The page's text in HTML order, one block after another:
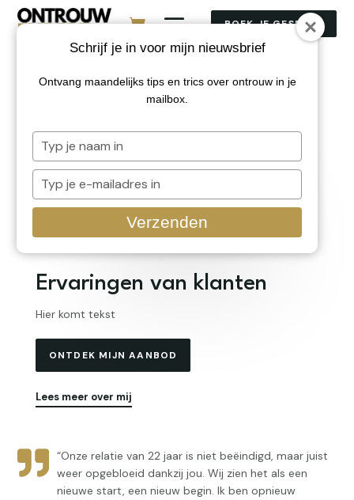
BOEK JE GESPREK
Ervaringen van klanten
Hier komt tekst
ONTDEK MIJN AANBOD
Lees meer over mij
“Onze relatie van 22 jaar is niet beëindigd, maar juist
weer opgebloeid dankzij jou. Wij zien het als een
nieuwe start, een nieuw begin. Ik ben opnieuw
Schrijf je in voor mijn nieuwsbrief
Ontvang maandelijks tips en trics over ontrouw in je
mailbox.
Typ
je
naam
Typ
je
e-
Verzenden